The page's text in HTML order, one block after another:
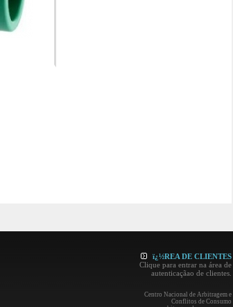
ï¿½REA DE CLIENTES
Clique para entrar na área de
autenticaçãao de clientes.
Centro Nacional de Arbitragem e
Conflitos de Consumo